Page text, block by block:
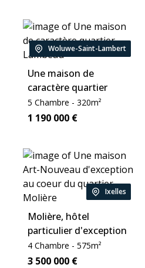
Location:
Woluwe-Saint-Lambert
Une maison de
caractère quartier
Lambeau
Chambre:
5 Chambre - Zone:
320m²
Price:
1 190 000 €
Location:
Ixelles
Molière, hôtel
particulier d'exception
entièrement restauré
Chambre:
4Chambre - Zone:
575m²
Price:
3 500 000 €